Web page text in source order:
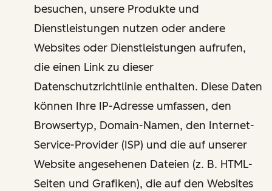
besuchen, unsere Produkte und
Dienstleistungen nutzen oder andere
Websites oder Dienstleistungen aufrufen,
die einen Link zu dieser
Datenschutzrichtlinie enthalten. Diese Daten
können Ihre IP-Adresse umfassen, den
Browsertyp, Domain-Namen, den Internet-
Service-Provider (ISP) und die auf unserer
Website angesehenen Dateien (z. B. HTML-
Seiten und Grafiken), die auf den Websites